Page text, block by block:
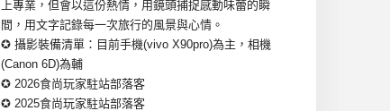
上專業，但會以這份熱情，用鏡頭捕捉感動味蕾的瞬
間，用文字記錄每一次旅行的風景與心情。
✪ 攝影裝備清單：目前手機(vivo X90pro)為主，相機
(Canon 6D)為輔
✪ 2026食尚玩家駐站部落客
✪ 2025食尚玩家駐站部落客